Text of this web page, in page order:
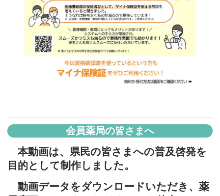
会員薬局の皆さまへ
本動画は、県民の皆さまへの普及啓発を
目的として制作しました。
動画データをダウンロードいただき、薬